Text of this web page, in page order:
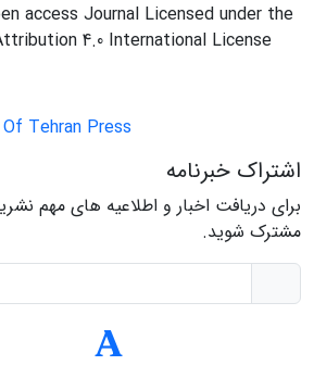
access Journal Licensed under the
4.0 International License
Tehran Press
اشتراک خبرنامه
برای دریافت اخبار و اطلاعیه های مهم
مشترک شوید.